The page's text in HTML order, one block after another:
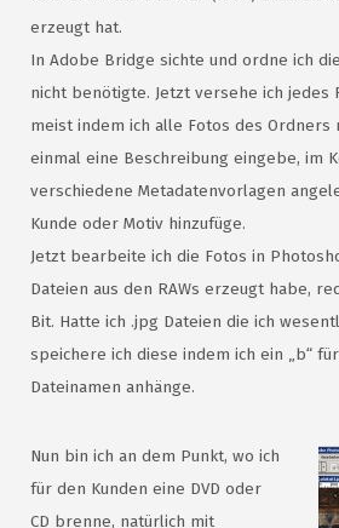
erzeugt hat.
In Adobe Bridge sichte und ordne ich
nicht benötigte. Jetzt versehe ich jedes
meist indem ich alle Fotos des
einmal eine Beschreibung eingebe, im
verschiedene Metadatenvorlagen
Kunde oder Motiv hinzufüge.
Jetzt bearbeite ich die Fotos in
Dateien aus den RAWs erzeugt habe,
Bit. Hatte ich .jpg Dateien die ich
speichere ich diese indem ich ein „b“
Dateinamen anhänge.
Nun bin ich an dem Punkt, wo ich
für den Kunden eine DVD oder
CD brenne, natürlich mit